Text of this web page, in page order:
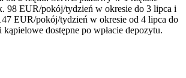
98 EUR/pokój/tydzień w okresie do 3 lipca i
EUR/pokój/tydzień w okresie od 4 lipca do
dostępne po wpłacie depozytu.